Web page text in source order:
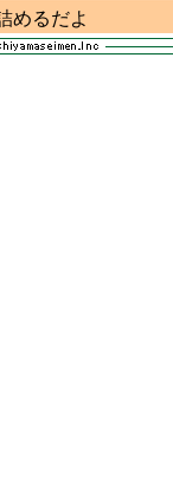
めるだよ